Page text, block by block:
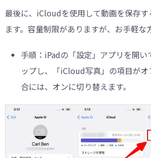
最後に、iCloudを使用して動画を保存す
ます。容量制限がありますが、お手軽な
手順： iPadの「設定」アプリを開い
ップし、「iCloud写真」の項目が
合には、オンに切り替えます。